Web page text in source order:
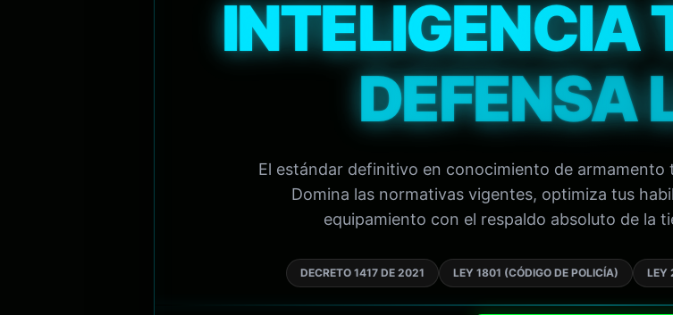
INTELIGENCIA
DEFENSA
El estándar definitivo en conocimiento de armamento
Domina las normativas vigentes, optimiza tus
equipamiento con el respaldo absoluto de la
DECRETO 1417 DE 2021 LEY 1801 (CÓDIGO DE POLICÍA) LEY